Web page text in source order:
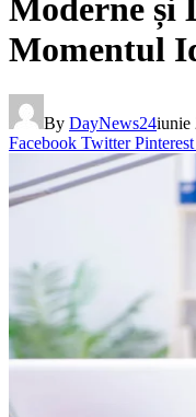
Moderne și
Momentul
By DayNews24iunie
Facebook Twitter Pinterest